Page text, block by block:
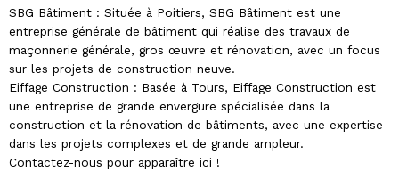
SBG Bâtiment : Située à Poitiers, SBG Bâtiment est une
entreprise générale de bâtiment qui réalise des travaux de
maçonnerie générale, gros œuvre et rénovation, avec un focus
sur les projets de construction neuve.
Eiffage Construction : Basée à Tours, Eiffage Construction est
une entreprise de grande envergure spécialisée dans la
construction et la rénovation de bâtiments, avec une expertise
dans les projets complexes et de grande ampleur.
Contactez-nous pour apparaître ici !